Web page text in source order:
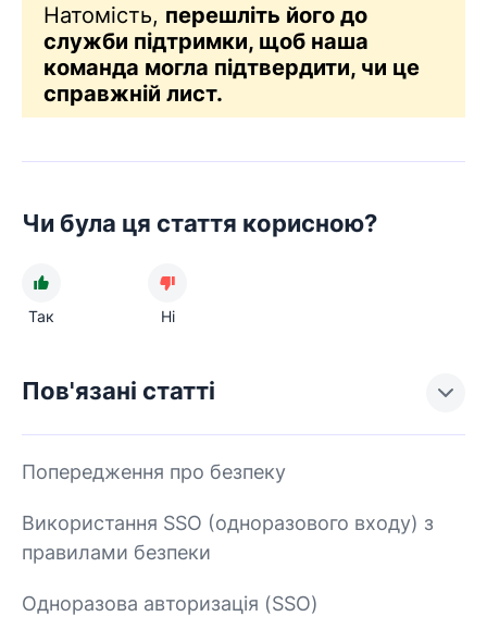
Натомість, перешліть його до
служби підтримки, щоб наша
команда могла підтвердити, чи це
справжній лист.
Чи була ця стаття корисною?
Так Ні
Пов'язані статті
Попередження про безпеку
Використання SSO (одноразового входу) з
правилами безпеки
Одноразова авторизація (SSO)